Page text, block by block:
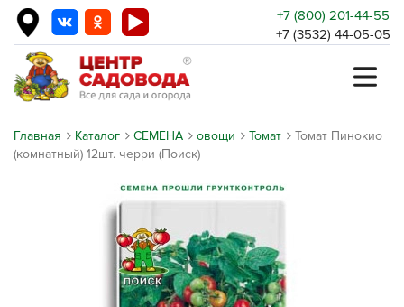
+7 (800) 201-44-55
+7 (3532) 44-05-05
Главная Каталог СЕМЕНА овощи Томат
Томат Пинокио
(комнатный) 12шт. черри (Поиск)